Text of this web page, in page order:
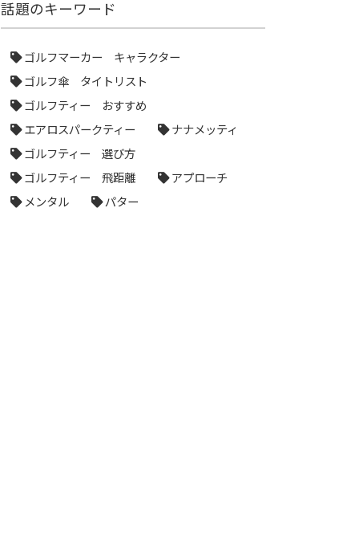
話題のキーワード
ゴルフマーカー キャラクター
ゴルフ傘 タイトリスト
ゴルフティー おすすめ
エアロスパークティー
ナナメッティ
ゴルフティー 選び方
ゴルフティー 飛距離
アプローチ
メンタル
パター